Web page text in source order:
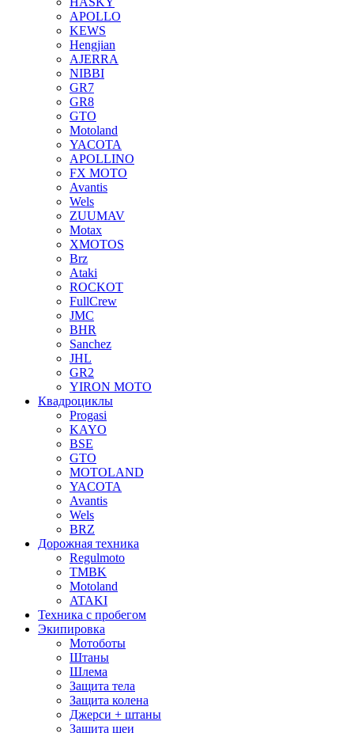
APOLLO
KEWS
Hengjian
AJERRA
NIBBI
GR7
GR8
GTO
Motoland
YACOTA
APOLLINO
FX MOTO
Avantis
Wels
ZUUMAV
Motax
XMOTOS
Brz
Ataki
ROCKOT
FullCrew
JMC
BHR
Sanchez
JHL
GR2
YIRON MOTO
Квадроциклы
Progasi
KAYO
BSE
GTO
MOTOLAND
YACOTA
Avantis
Wels
BRZ
Дорожная техника
Regulmoto
TMBK
Motoland
ATAKI
Техника с пробегом
Экипировка
Мотоботы
Штаны
Шлема
Защита тела
Защита колена
Джерси + штаны
Защита шеи